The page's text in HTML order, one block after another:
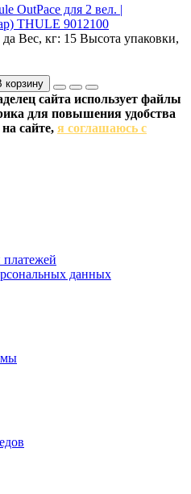
OutPace для 2 вел. |
THULE 9012100
да Вес, кг: 15 Высота упаковки,
корзину
сайта использует файлы
для повышения удобства
сайте, я соглашаюсь с
платежей
данных